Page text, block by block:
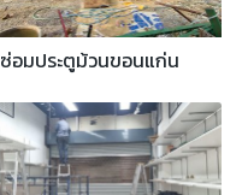
ซ่อมประตูม้วนขอนแก่น